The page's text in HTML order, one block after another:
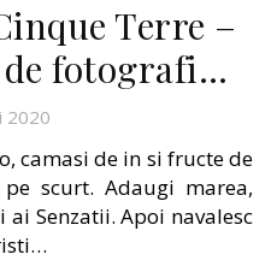
Terre –
fotografi…
2020
camasi de in si fructe de
scurt. Adaugi marea,
Senzatii. Apoi navalesc